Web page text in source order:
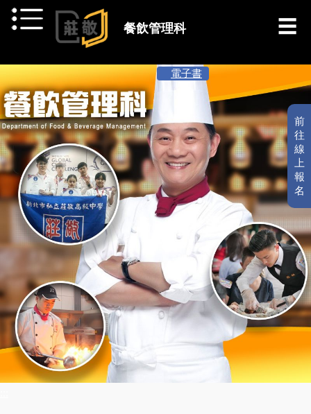
跳到主要內容
餐飲管理科
前
往
線
上
報
名
電子書